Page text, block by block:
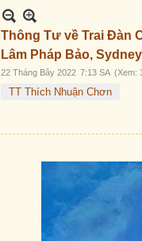
Thông Tư về Trai Đàn
Lâm Pháp Bảo,
22 Tháng Bảy 2022 7:13 SA (Xem:
TT Thích Nhuận Chơn